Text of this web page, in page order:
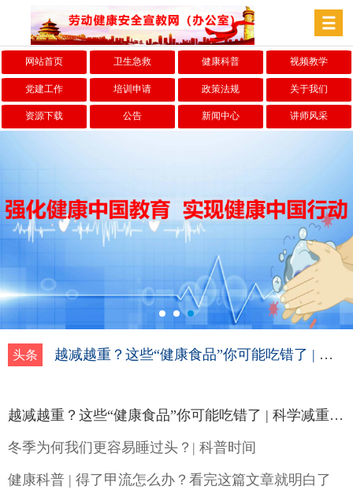
网站首页 卫生急救 健康科普 视频教学
党建工作 培训申请 政策法规 关于我们
资源下载 公告 新闻中心 讲师风采
头条 越减越重？这些“健康食品”你可能吃错了 | 科学减重一起来
越减越重？这些“健康食品”你可能吃错了 | 科学减重一起来
冬季为何我们更容易睡过头？| 科普时间
健康科普 | 得了甲流怎么办？看完这篇文章就明白了